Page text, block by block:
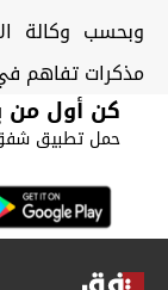
وبحسب وكالة
مذكرات تفاهم في
كن أول من
حمل تطبيق شفق